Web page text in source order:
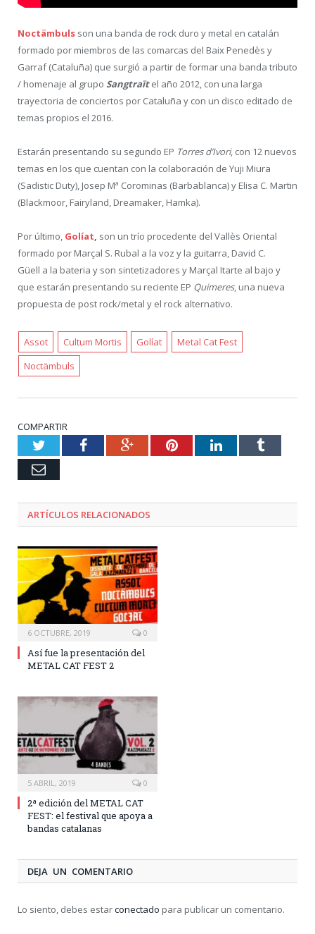
Noctämbuls son una banda de rock duro y metal en catalán
formado por miembros de las comarcas del Baix Penedès y
Garraf (Cataluña) que surgió a partir de formar una banda tributo
/ homenaje al grupo Sangtraïtel año 2012, con una larga
trayectoria de conciertos por Cataluña y con un disco editado de
temas propios el 2016.
Estarán presentando su segundo EP Torres d’Ivori, con 12 nuevos
temas en los que cuentan con la colaboración de Yuji Miura
(Sadistic Duty), Josep Mª Corominas (Barbablanca) y Elisa C. Martin
(Blackmoor, Fairyland, Dreamaker, Hamka).
Por último, Golíat, son un trío procedente del Vallès Oriental
formado por Marçal S. Rubal a la voz y la guitarra, David C.
Güell a la bateria y son sintetizadores y Marçal Itarte al bajo y
que estarán presentando su reciente EP Quimeres, una nueva
propuesta de post rock/metal y el rock alternativo.
Assot Cultum Mortis Golíat
Metal Cat Fest
Noctämbuls
COMPARTIR
TwitterFacebookGoogle+PinterestLinkedInTumblr
Email
ARTÍCULOS RELACIONADOS
6 OCTUBRE, 2019 0
Así fue la presentación del
METAL CAT FEST 2
5 ABRIL, 2019 0
2ª edición del METAL CAT
FEST: el festival que apoya a
bandas catalanas
DEJA UN COMENTARIO
Lo siento, debes estarconectado para publicar un comentario.